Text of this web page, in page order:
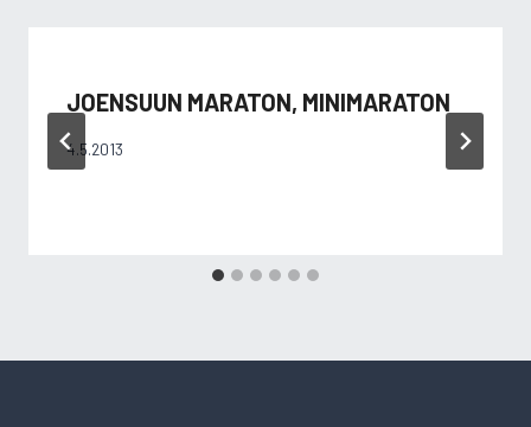
JOENSUUN MARATON, MINIMARATON
4.5.2013